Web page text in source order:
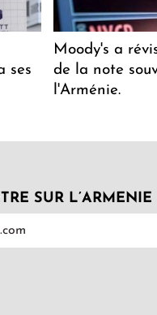
ses
Moody's a
de la note
l'Arménie.
SUR L’ARMENIE